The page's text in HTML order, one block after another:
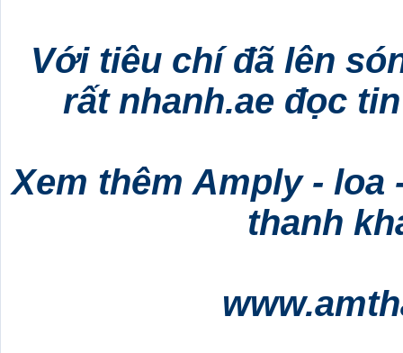
Với tiêu chí đã lên
rất nhanh.ae đọc
Xem thêm Amply - loa
thanh